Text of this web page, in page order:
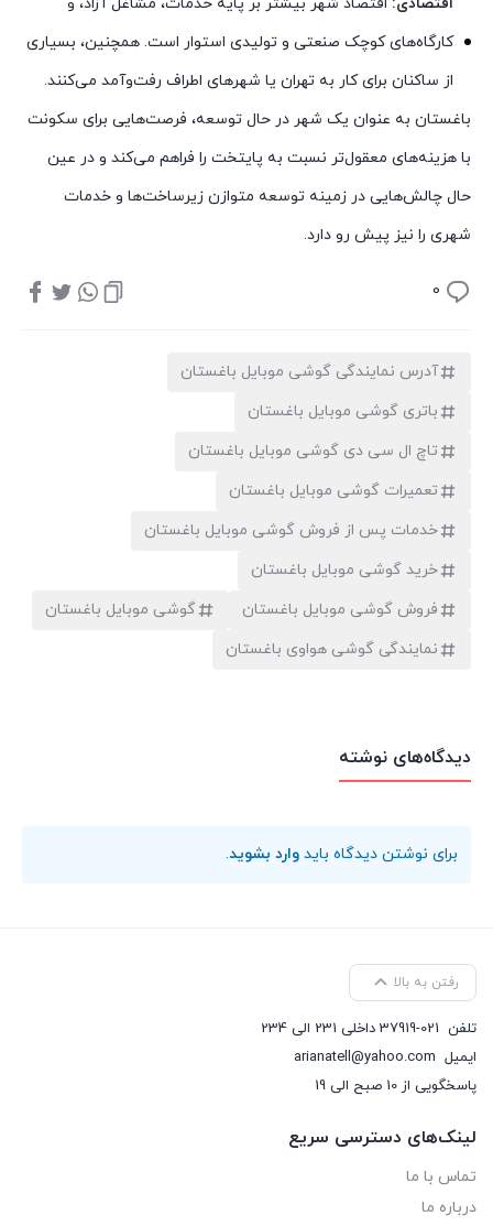
کارگاه‌های کوچک صنعتی و تولیدی استوار است. همچنین، بسیاری
از ساکنان برای کار به تهران یا شهرهای اطراف رفت‌وآمد می‌کنند.
باغستان به عنوان یک شهر در حال توسعه، فرصت‌هایی برای سکونت
با هزینه‌های معقول‌تر نسبت به پایتخت را فراهم می‌کند و در عین
حال چالش‌هایی در زمینه توسعه متوازن زیرساخت‌ها و خدمات
شهری را نیز پیش رو دارد.
0
آدرس نمایندگی گوشی موبایل باغستان
باتری گوشی موبایل باغستان
تاچ ال سی دی گوشی موبایل باغستان
تعمیرات گوشی موبایل باغستان
خدمات پس از فروش گوشی موبایل باغستان
خرید گوشی موبایل باغستان
فروش گوشی موبایل باغستان
گوشی موبایل باغستان
نمایندگی گوشی هواوی باغستان
دیدگاه‌های نوشته
برای نوشتن دیدگاه باید وارد بشوید.
رفتن به بالا
تلفن 37919-021 داخلی 231 الی 234
ایمیل arianatell@yahoo.com
پاسخگویی از 10 صبح الی 19
لینک‌های دسترسی سریع
تماس با ما
درباره ما